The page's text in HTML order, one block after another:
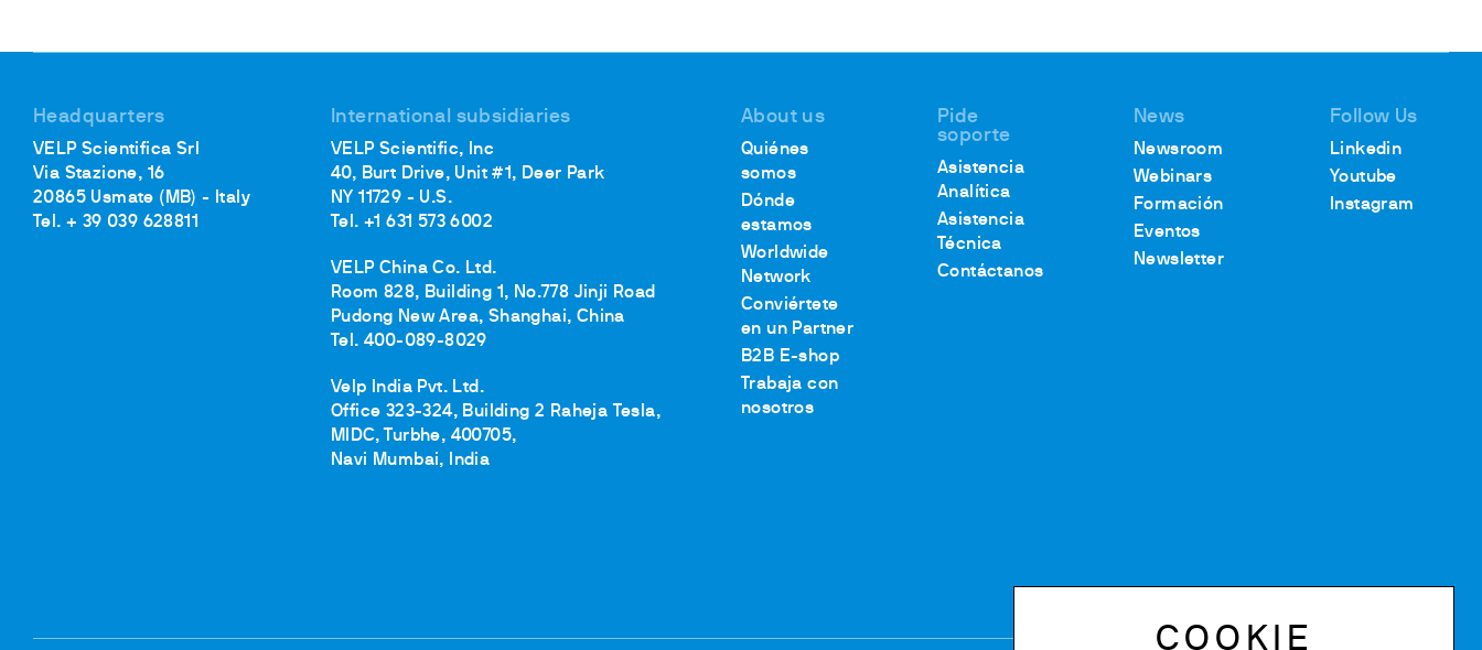
Headquarters
VELP Scientifica Srl
Via Stazione, 16
20865 Usmate (MB) - Italy
Tel. + 39 039 628811
International subsidiaries
VELP Scientific, Inc
40, Burt Drive, Unit #1, Deer Park
NY 11729 - U.S.
Tel. +1 631 573 6002
VELP China Co. Ltd.
Room 828, Building 1, No.778 Jinji Road
Pudong New Area, Shanghai, China
Tel. 400-089-8029
Velp India Pvt. Ltd.
Office 323-324, Building 2 Raheja Tesla,
MIDC, Turbhe, 400705,
Navi Mumbai, India
About us
Quiénes
somos
Dónde
estamos
Worldwide
Network
Conviértete
en un Partner
B2B E-shop
Trabaja con
nosotros
Pide
soporte
Asistencia
Analítica
Asistencia
Técnica
Contáctanos
News
Newsroom
Webinars
Formación
Eventos
Newsletter
Follow Us
Linkedin
Youtube
Instagram
COOKIE